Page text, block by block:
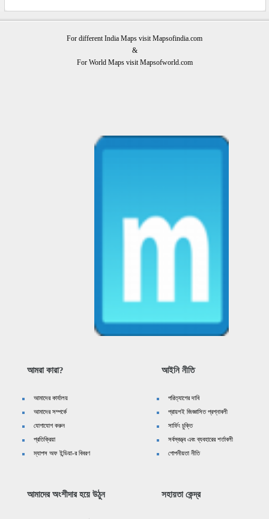
For different India Maps visit Mapsofindia.com
&
For World Maps visit Mapsofworld.com
আমরা কারা?
আমাদের কার্যালয়
আমাদের সম্পর্কে
যোগাযোগ করুন
প্রতিক্রিয়া
ম্যাপস অফ ইন্ডিয়া-র বিবরণ
আইনি নীতি
পরিত্যাগের দাবি
প্রায়শই জিজ্ঞাসিত প্রশ্নাবলী
সার্ফিং চুক্তি
সর্বস্বত্ত্ব এবং ব্যবহারের শর্তাবলী
গোপনীয়তা নীতি
আমাদের অংশীদার হয়ে উঠুন সহায়তা কেন্দ্র